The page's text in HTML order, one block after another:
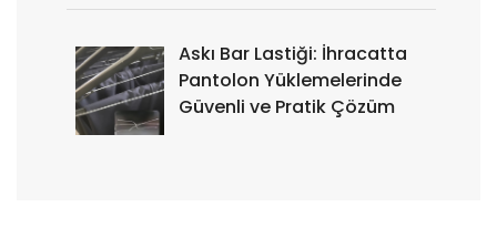
Askı Bar Lastiği: İhracatta
Pantolon Yüklemelerinde
Güvenli ve Pratik Çözüm